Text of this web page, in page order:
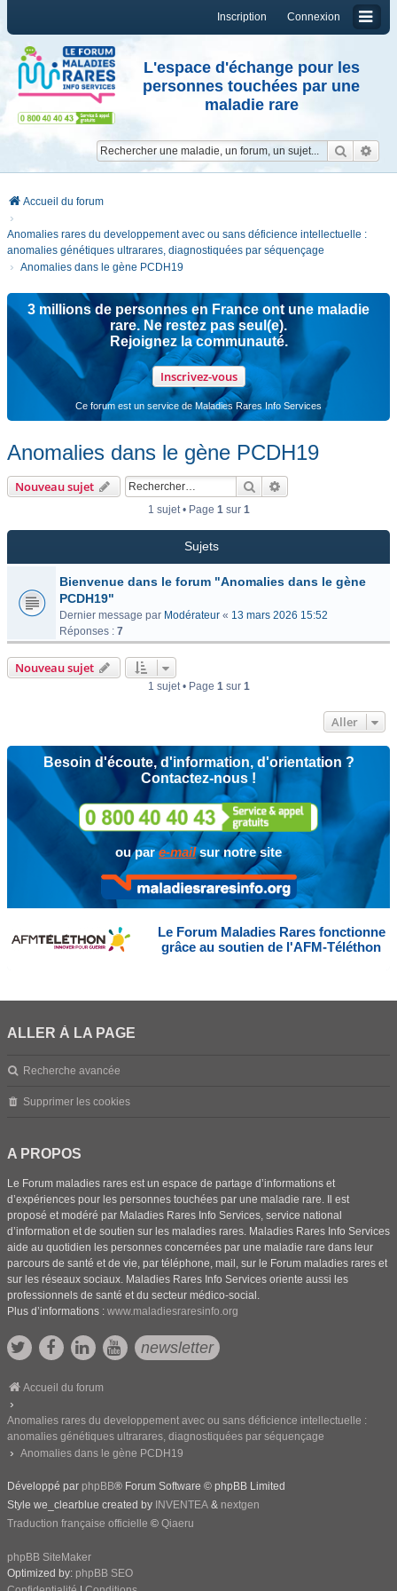
Connexion
Inscription
L'espace d'échange pour les
personnes touchées par une
maladie rare
Accueil du forum
Anomalies rares du developpement avec ou sans déficience intellectuelle :
anomalies génétiques ultrarares, diagnostiquées par séquençage
Anomalies dans le gène PCDH19
3 millions de personnes en France ont une maladie
rare. Ne restez pas seul(e).
Rejoignez la communauté.
Inscrivez-vous
Ce forum est un service de Maladies Rares Info Services
Anomalies dans le gène PCDH19
Nouveau sujet Rechercher
1 sujet • Page 1sur 1
Sujets
Bienvenue dans le forum "Anomalies dans le gène
PCDH19"
Dernier message par Modérateur « 13 mars 2026 15:52
Réponses : 7
Nouveau sujet
1 sujet • Page 1sur 1
Aller
Besoin d'écoute, d'information, d'orientation ?
Contactez-nous !
ou pare-mailsur notre site
Le Forum Maladies Rares fonctionne
grâce au soutien de l'AFM-Téléthon
ALLER À LA PAGE
Recherche avancée
Supprimer les cookies
A PROPOS
Le Forum maladies rares est un espace de partage d’informations et
d’expériences pour les personnes touchées par une maladie rare. Il est
proposé et modéré par Maladies Rares Info Services, service national
d’information et de soutien sur les maladies rares. Maladies Rares Info Services
aide au quotidien les personnes concernées par une maladie rare dans leur
parcours de santé et de vie, par téléphone, mail, sur le Forum maladies rares et
sur les réseaux sociaux. Maladies Rares Info Services oriente aussi les
professionnels de santé et du secteur médico-social.
Plus d’informations : www.maladiesraresinfo.org
newsletter
Accueil du forum
Anomalies rares du developpement avec ou sans déficience intellectuelle :
anomalies génétiques ultrarares, diagnostiquées par séquençage
Anomalies dans le gène PCDH19
Développé par phpBB® Forum Software © phpBB Limited
Style we_clearblue created by INVENTEA & nextgen
Traduction française officielle © Qiaeru
phpBB SiteMaker
Optimized by: phpBB SEO